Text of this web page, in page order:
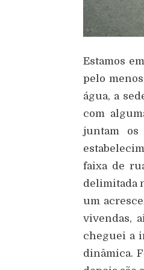
Estamos
pelo
água, a
com
juntam
faixa de
delimitada
um
vivendas,
cheguei a
dinâmica.